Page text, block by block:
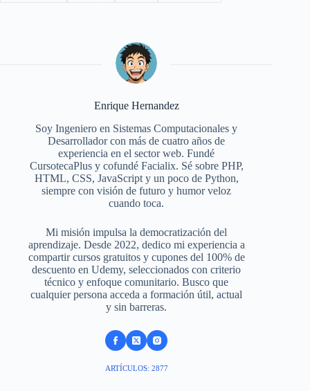
Enrique Hernandez
Soy Ingeniero en Sistemas Computacionales y
Desarrollador con más de cuatro años de
experiencia en el sector web. Fundé
CursotecaPlus y cofundé Facialix. Sé sobre PHP,
HTML, CSS, JavaScript y un poco de Python,
siempre con visión de futuro y humor veloz
cuando toca.
Mi misión impulsa la democratización del
aprendizaje. Desde 2022, dedico mi experiencia a
compartir cursos gratuitos y cupones del 100% de
descuento en Udemy, seleccionados con criterio
técnico y enfoque comunitario. Busco que
cualquier persona acceda a formación útil, actual
y sin barreras.
ARTÍCULOS: 2877